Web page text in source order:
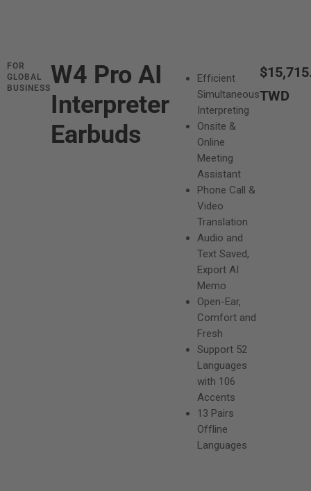
FOR
GLOBAL
BUSINESSW4 Pro AI
Interpreter
Earbuds
Efficient
Simultaneous
Interpreting
Onsite &
Online
Meeting
Assistant
Phone Call &
Video
Translation
Audio and
Text Saved,
Export AI
Memo
Open-Ear,
Comfort and
Fresh
Support 52
Languages
with 106
Accents
13 Pairs
Offline
Languages
正
常
TWD